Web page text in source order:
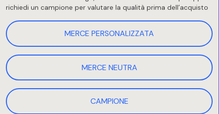
richiedi un campione per valutare la qualità prima dell’acquisto
MERCE PERSONALIZZATA
MERCE NEUTRA
CAMPIONE